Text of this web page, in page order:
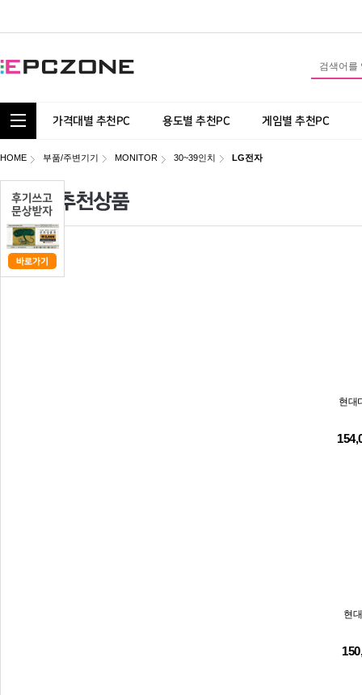
통합 카테고리 보기
가격대별 추천PC 용도별 추천PC 게임별 추천PC
HOME 부품/주변기기 MONITOR 30~39인치 LG전자
현대
현